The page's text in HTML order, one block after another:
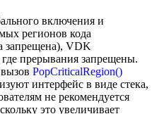
включения и
регионов кода
запрещена), VDK
прерывания запрещены.
PopCriticalRegion()
интерфейс в виде стека,
не рекомендуется
это увеличивает